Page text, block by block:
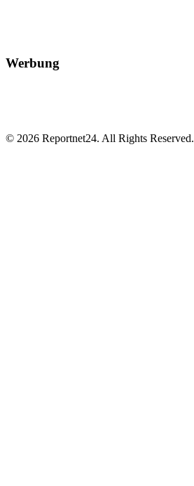
Werbung
© 2026 Reportnet24. All Rights Reserved.